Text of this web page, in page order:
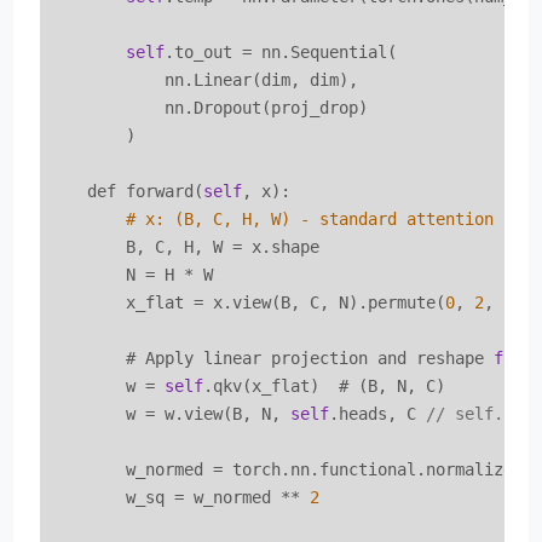
self.to_out = nn.Sequential(
            nn.Linear(dim, dim),
            nn.Dropout(proj_drop)
        )
    def forward(
self, x):
# x: (B, C, H, W) - standard attention
        B, C, H, W = x.shape
        N = H * W
        x_flat = x.view(B, C, N).permute(
0, 2,
        # Apply linear projection and reshape
for
        w =
self.qkv(x_flat)  # (B, N, C)
        w = w.view(B, N,
self.heads, C //
w_normed =
        w_sq = w_normed **
2